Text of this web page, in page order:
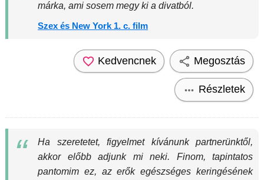
márka, ami sosem megy ki a divatból.
Szex és New York 1. c. film
Kedvencnek Megosztás
Részletek
Ha szeretetet, figyelmet kívánunk partnerünktől,
akkor előbb adjunk mi neki. Finom, tapintatos
pantomim ez, az erők egészséges keringésének